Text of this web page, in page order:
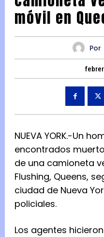
móvil en
Por
NUEVA YORK.-Un
encontrados
de una camioneta
Flushing, Queens,
ciudad de Nueva
policiales.
Los agentes